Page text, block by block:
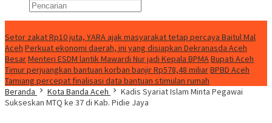
Setor zakat Rp10 juta, YARA ajak masyarakat tetap percaya Baitul Mal
Aceh Perkuat ekonomi daerah, ini yang disiapkan Dekranasda Aceh
BesarMenteri ESDM lantik Mawardi Nur jadi Kepala BPMABupati Aceh
Timur perjuangkan bantuan korban banjir Rp578,48 miliarBPBD Aceh
Tamiang percepat finalisasi data bantuan stimulan rumah
Beranda
Kota Banda Aceh
Kadis Syariat Islam Minta Pegawai
Sukseskan MTQ ke 37 di Kab. Pidie Jaya